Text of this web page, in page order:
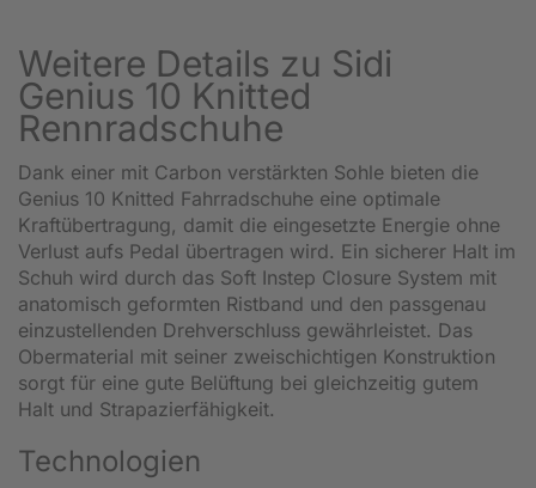
Weitere Details zu Sidi
Genius 10 Knitted
Rennradschuhe
Dank einer mit Carbon verstärkten Sohle bieten die
Genius 10 Knitted Fahrradschuhe eine optimale
Kraftübertragung, damit die eingesetzte Energie ohne
Verlust aufs Pedal übertragen wird. Ein sicherer Halt im
Schuh wird durch das Soft Instep Closure System mit
anatomisch geformten Ristband und den passgenau
einzustellenden Drehverschluss gewährleistet. Das
Obermaterial mit seiner zweischichtigen Konstruktion
sorgt für eine gute Belüftung bei gleichzeitig gutem
Halt und Strapazierfähigkeit.
Technologien